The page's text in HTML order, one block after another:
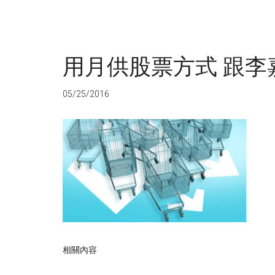
用月供股票方式 跟李
05/25/2016
相關內容